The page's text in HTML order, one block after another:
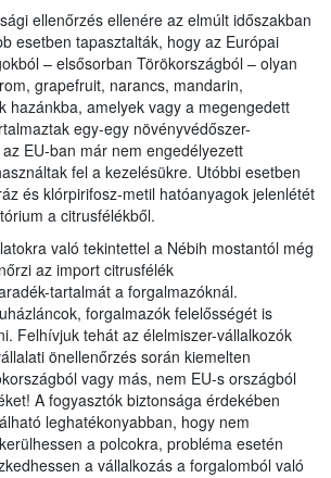
ellenőrzés ellenére az elmúlt időszakban
esetben tapasztalták, hogy az Európai
– elsősorban Törökországból – olyan
grapefruit, narancs, mandarin,
hazánkba, amelyek vagy a megengedett
egy-egy növényvédőszer-
EU-ban már nem engedélyezett
fel a kezelésükre. Utóbbi esetben
és klórpirifosz-metil hatóanyagok jelenlétét
a citrusfélékből.
való tekintettel a Nébih mostantól még
az import citrusfélék
tartalmát a forgalmazóknál.
forgalmazók felelősségét is
Felhívjuk tehát az élelmiszer-vállalkozók
önellenőrzés során kiemelten
vagy más, nem EU-s országból
A fogyasztók biztonsága érdekében
leghatékonyabban, hogy nem
a polcokra, probléma esetén
a vállalkozás a forgalomból való